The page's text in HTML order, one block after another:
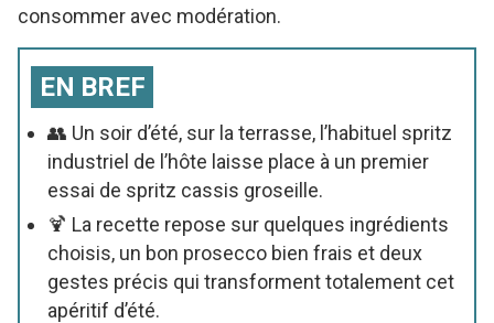
consommer avec modération.
EN BREF
👥 Un soir d’été, sur la terrasse, l’habituel spritz
industriel de l’hôte laisse place à un premier
essai de spritz cassis groseille.
🍹 La recette repose sur quelques ingrédients
choisis, un bon prosecco bien frais et deux
gestes précis qui transforment totalement cet
apéritif d’été.